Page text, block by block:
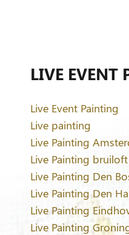
LIVE EVENT
Live Event Painting
Live painting
Live Painting
Live Painting bruiloft
Live Painting Den
Live Painting Den
Live Painting
Live Painting